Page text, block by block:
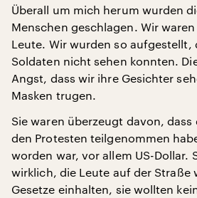
Überall um mich herum wurden
Menschen geschlagen. Wir
Leute. Wir wurden so aufgestellt,
Soldaten nicht sehen konnten.
Angst, dass wir ihre Gesichter
Masken trugen.
Sie waren überzeugt davon, dass
den Protesten teilgenommen
worden war, vor allem US-Dollar.
wirklich, die Leute auf der Straße
Gesetze einhalten, sie wollten